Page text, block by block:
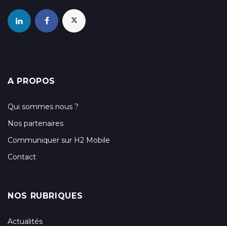
A PROPOS
Qui sommes nous ?
Nos partenaires
Communiquer sur H2 Mobile
Contact
NOS RUBRIQUES
Actualités